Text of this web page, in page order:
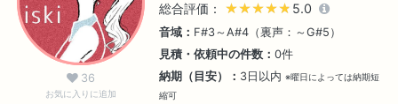
36
お気に入りに追加
総合評価： ★★★★★
★★★★★ 5.0
音域： F#3～A#4（裏声：～G#5）
見積・依頼中の件数：0件
納期（目安）： 3日以内 ※曜日によっては納期短
縮可